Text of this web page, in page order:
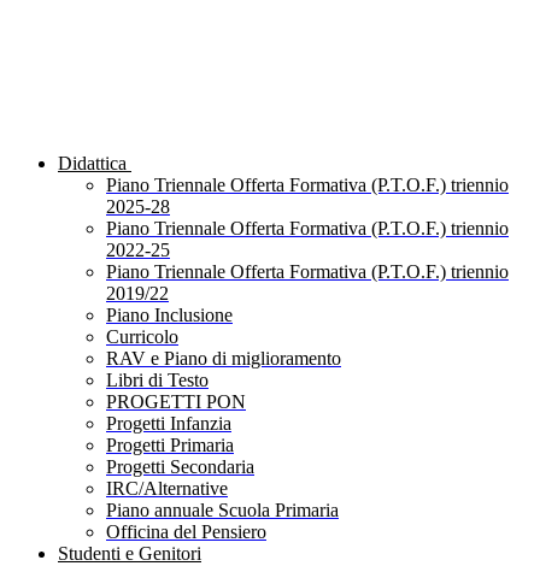
Didattica
Piano Triennale Offerta Formativa (P.T.O.F.) triennio
2025-28
Piano Triennale Offerta Formativa (P.T.O.F.) triennio
2022-25
Piano Triennale Offerta Formativa (P.T.O.F.) triennio
2019/22
Piano Inclusione
Curricolo
RAV e Piano di miglioramento
Libri di Testo
PROGETTI PON
Progetti Infanzia
Progetti Primaria
Progetti Secondaria
IRC/Alternative
Piano annuale Scuola Primaria
Officina del Pensiero
Studenti e Genitori